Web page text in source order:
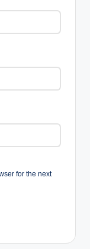
for the next